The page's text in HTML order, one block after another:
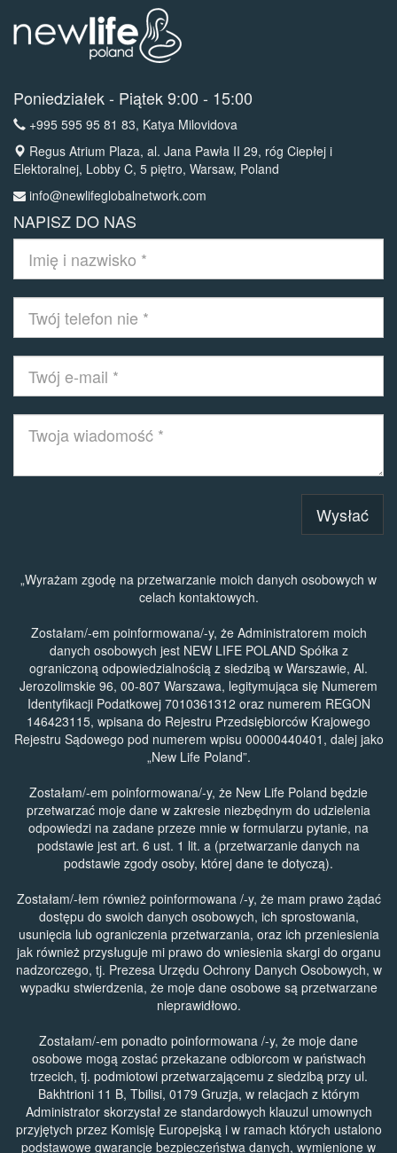
Poniedziałek - Piątek 9:00 - 15:00
+995 595 95 81 83, Katya Milovidova
Regus Atrium Plaza, al. Jana Pawła II 29, róg Ciepłej i
Elektoralnej, Lobby C, 5 piętro, Warsaw, Poland
info@newlifeglobalnetwork.com
NAPISZ DO NAS
Wysłać
„Wyrażam zgodę na przetwarzanie moich danych osobowych w
celach kontaktowych.
Zostałam/-em poinformowana/-y, że Administratorem moich
danych osobowych jest NEW LIFE POLAND Spółka z
ograniczoną odpowiedzialnością z siedzibą w Warszawie, Al.
Jerozolimskie 96, 00-807 Warszawa, legitymująca się Numerem
Identyfikacji Podatkowej 7010361312 oraz numerem REGON
146423115, wpisana do Rejestru Przedsiębiorców Krajowego
Rejestru Sądowego pod numerem wpisu 00000440401, dalej jako
„New Life Poland”.
Zostałam/-em poinformowana/-y, że New Life Poland będzie
przetwarzać moje dane w zakresie niezbędnym do udzielenia
odpowiedzi na zadane przeze mnie w formularzu pytanie, na
podstawie jest art. 6 ust. 1 lit. a (przetwarzanie danych na
podstawie zgody osoby, której dane te dotyczą).
Zostałam/-łem również poinformowana /-y, że mam prawo żądać
dostępu do swoich danych osobowych, ich sprostowania,
usunięcia lub ograniczenia przetwarzania, oraz ich przeniesienia
jak również przysługuje mi prawo do wniesienia skargi do organu
nadzorczego, tj. Prezesa Urzędu Ochrony Danych Osobowych, w
wypadku stwierdzenia, że moje dane osobowe są przetwarzane
nieprawidłowo.
Zostałam/-em ponadto poinformowana /-y, że moje dane
osobowe mogą zostać przekazane odbiorcom w państwach
trzecich, tj. podmiotowi przetwarzającemu z siedzibą przy ul.
Bakhtrioni 11 B, Tbilisi, 0179 Gruzja, w relacjach z którym
Administrator skorzystał ze standardowych klauzul umownych
przyjętych przez Komisję Europejską i w ramach których ustalono
podstawowe gwarancje bezpieczeństwa danych, wymienione w